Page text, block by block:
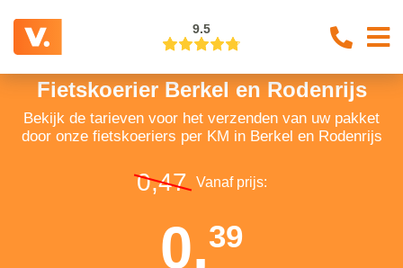
9.5
Fietskoerier Berkel en Rodenrijs
Bekijk de tarieven voor het verzenden van uw pakket
door onze fietskoeriers per KM in Berkel en Rodenrijs
0,47 Vanaf prijs:
0,39